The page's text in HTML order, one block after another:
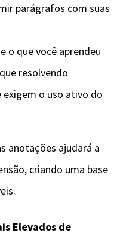
parágrafos com suas
o que você aprendeu
resolvendo
exigem o uso ativo do
anotações ajudará a
criando uma base
Elevados de